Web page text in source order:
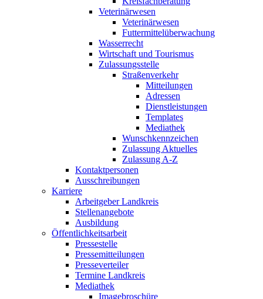
Veterinärwesen
Veterinärwesen
Futtermittelüberwachung
Wasserrecht
Wirtschaft und Tourismus
Zulassungsstelle
Straßenverkehr
Mitteilungen
Adressen
Dienstleistungen
Templates
Mediathek
Wunschkennzeichen
Zulassung Aktuelles
Zulassung A-Z
Kontaktpersonen
Ausschreibungen
Karriere
Arbeitgeber Landkreis
Stellenangebote
Ausbildung
Öffentlichkeitsarbeit
Pressestelle
Pressemitteilungen
Presseverteiler
Termine Landkreis
Mediathek
Imagebroschüre